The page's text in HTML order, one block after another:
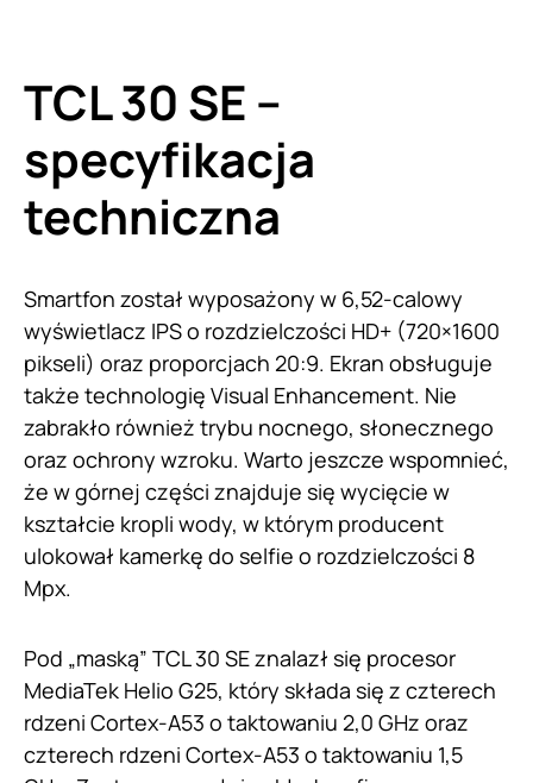
TCL 30 SE –
specyfikacja
techniczna
Smartfon został wyposażony w 6,52-calowy
wyświetlacz IPS o rozdzielczości HD+ (720×1600
pikseli) oraz proporcjach 20:9. Ekran obsługuje
także technologię Visual Enhancement. Nie
zabrakło również trybu nocnego, słonecznego
oraz ochrony wzroku. Warto jeszcze wspomnieć,
że w górnej części znajduje się wycięcie w
kształcie kropli wody, w którym producent
ulokował kamerkę do selfie o rozdzielczości 8
Mpx.
Pod „maską” TCL 30 SE znalazł się procesor
MediaTek Helio G25, który składa się z czterech
rdzeni Cortex-A53 o taktowaniu 2,0 GHz oraz
czterech rdzeni Cortex-A53 o taktowaniu 1,5